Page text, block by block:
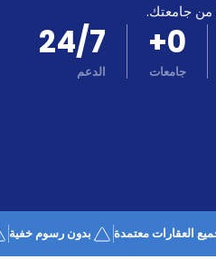
من جامعتك.
0
+
جامعات
24/7
الدعم
العقارات معتمدة بدون رسوم خفية